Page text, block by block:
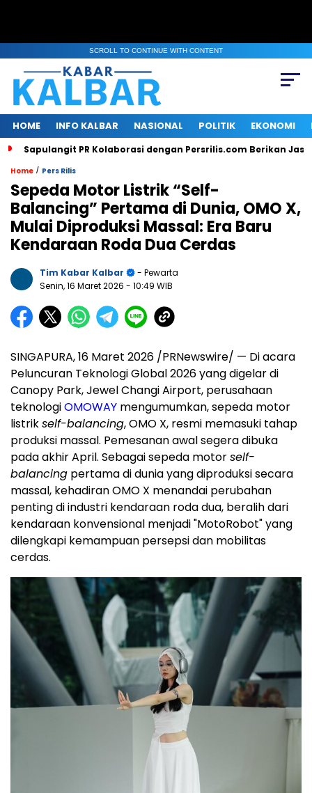
SCROLL TO CONTINUE WITH CONTENT
HOME INFO KALBAR NASIONAL POLITIK EKONOMI
Sapulangit PR Kolaborasi dengan Persrilis.com Berikan
Home / Pers Rilis
Sepeda Motor Listrik “Self-
Balancing” Pertama di Dunia, OMO X,
Mulai Diproduksi Massal: Era Baru
Kendaraan Roda Dua Cerdas
Tim Kabar Kalbar
- Pewarta
Senin, 16 Maret 2026 - 10:49 WIB
SINGAPURA, 16 Maret 2026 /PRNewswire/ — Di acara
Peluncuran Teknologi Global 2026 yang digelar di
Canopy Park, Jewel Changi Airport, perusahaan
teknologiOMOWAY mengumumkan, sepeda motor
listrikself-balancing, OMO X, resmi memasuki tahap
produksi massal. Pemesanan awal segera dibuka
pada akhir April. Sebagai sepeda motorself-
balancing pertama di dunia yang diproduksi secara
massal, kehadiran OMO X menandai perubahan
penting di industri kendaraan roda dua, beralih dari
kendaraan konvensional menjadi "MotoRobot" yang
dilengkapi kemampuan persepsi dan mobilitas
cerdas.